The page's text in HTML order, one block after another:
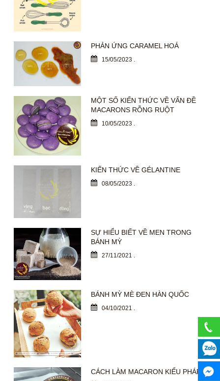
PHẢN ỨNG CARAMEL HOÁ
15/05/2023
MỘT SỐ KIẾN THỨC VỀ VẤN ĐỀ
MACARONS RỖNG RUỘT
10/05/2023 .
KIẾN THỨC VỀ GÉLANTINE
08/05/2023 .
SỰ HIỂU BIẾT VỀ MEN TRONG
BÁNH MỲ
27/11/2021 .
BÁNH MỲ MÈ ĐEN HÀN QUỐC
04/10/2021 .
CÁCH LÀM MACARON KIỂU PHÁP